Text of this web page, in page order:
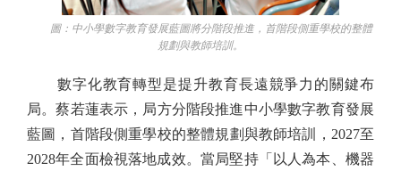
圖：中小學數字教育發展藍圖將分階段推進，首階段側重學校的整體
規劃與教師培訓。
數字化教育轉型是提升教育長遠競爭力的關鍵布
局。蔡若蓮表示，局方分階段推進中小學數字教育發展
藍圖，首階段側重學校的整體規劃與教師培訓，2027至
2028年全面檢視落地成效。當局堅持「以人為本、機器